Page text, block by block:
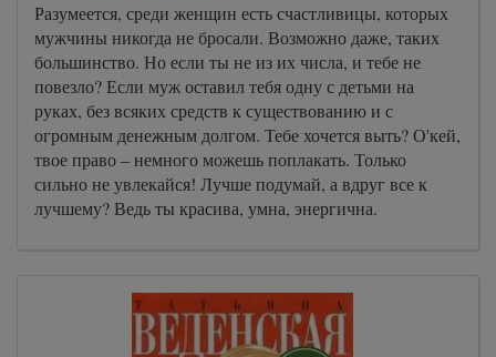
Разумеется, среди женщин есть счастливицы, которых
мужчины никогда не бросали. Возможно даже, таких
большинство. Но если ты не из их числа, и тебе не
повезло? Если муж оставил тебя одну с детьми на
руках, без всяких средств к существованию и с
огромным денежным долгом. Тебе хочется выть? О'кей,
твое право – немного можешь поплакать. Только
сильно не увлекайся! Лучше подумай, а вдруг все к
лучшему? Ведь ты красива, умна, энергична.